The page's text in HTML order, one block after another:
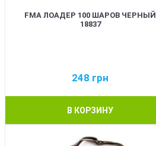
FMA ЛОАДЕР 100 ШАРОВ ЧЕРНЫЙ
18837
248 грн
В КОРЗИНУ